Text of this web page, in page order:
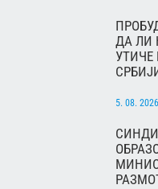
ДА ЛИ
5. 08.